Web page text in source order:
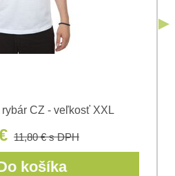
CZ - veľkosť XXL
11,80 €s DPH
košíka